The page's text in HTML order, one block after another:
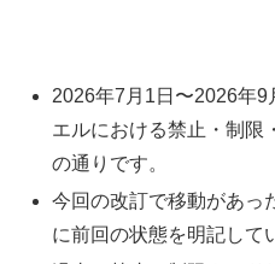
2026年7月1日〜2026年9
エルにおける禁止・制限
の通りです。
今回の改訂で移動があっ
に前回の状態を明記して